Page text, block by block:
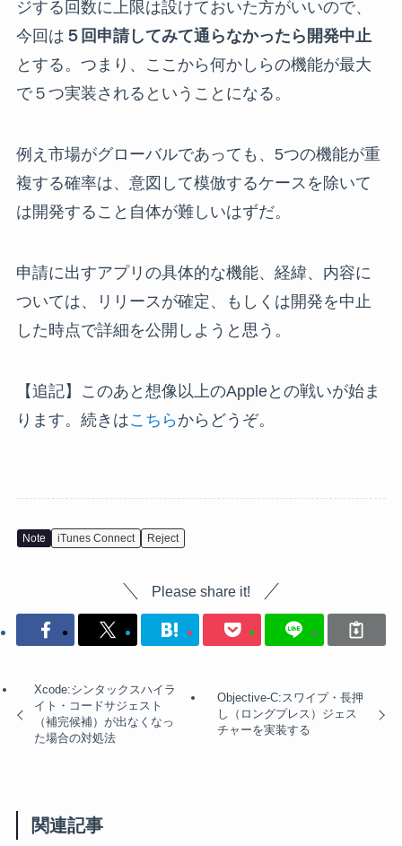
ジする回数に上限は設けておいた方がいいので、
今回は ５回申請してみて通らなかったら開発中止
とする。つまり、ここから何かしらの機能が最大
で５つ実装されるということになる。
例え市場がグローバルであっても、5つの機能が重
複する確率は、意図して模倣するケースを除いて
は開発すること自体が難しいはずだ。
申請に出すアプリの具体的な機能、経緯、内容に
ついては、リリースが確定、もしくは開発を中止
した時点で詳細を公開しようと思う。
【追記】このあと想像以上のAppleとの戦いが始ま
ります。続きはこちら からどうぞ。
Note iTunes Connect Reject
Please share it!
Xcode:シンタックスハイラ
イト・コードサジェスト
（補完候補）が出なくなっ
た場合の対処法
Objective-C:スワイプ・長押
し（ロングプレス）ジェス
チャーを実装する
関連記事